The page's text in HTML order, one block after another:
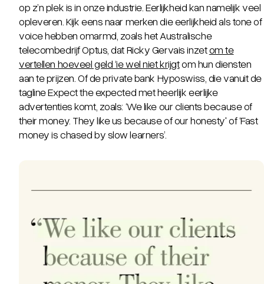
op z’n plek is in onze industrie. Eerlijkheid kan namelijk veel
opleveren. Kijk eens naar merken die eerlijkheid als tone of
voice hebben omarmd, zoals het Australische
telecombedrijf Optus, dat Ricky Gervais inzetom te
vertellen hoeveel geld ‘ie wel niet krijgtom hun diensten
aan te prijzen. Of de private bank Hyposwiss, die vanuit de
tagline Expect the expected met heerlijk eerlijke
advertenties komt, zoals: ‘Welike our clients because of
their money. They like us because of our honesty'of ‘Fast
money is chased by slow learners’